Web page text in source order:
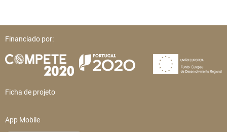
Financiado por:
Ficha de projeto
App Mobile